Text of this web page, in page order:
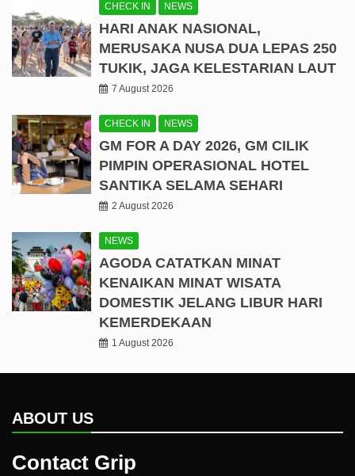
CHECK IN NEWS
HARI ANAK NASIONAL,
MERUSAKA NUSA DUA LEPAS 250
TUKIK, JAGA KELESTARIAN LAUT
7 August 2026
CHECK IN NEWS
GM FOR A DAY 2026, GM CILIK
PIMPIN OPERASIONAL HOTEL
SANTIKA SELAMA SEHARI
2 August 2026
NEWS
AGODA CATATKAN MINAT
KENAIKAN MINAT WISATA
DOMESTIK JELANG LIBUR HARI
KEMERDEKAAN
1 August 2026
ABOUT US
Contact Grip